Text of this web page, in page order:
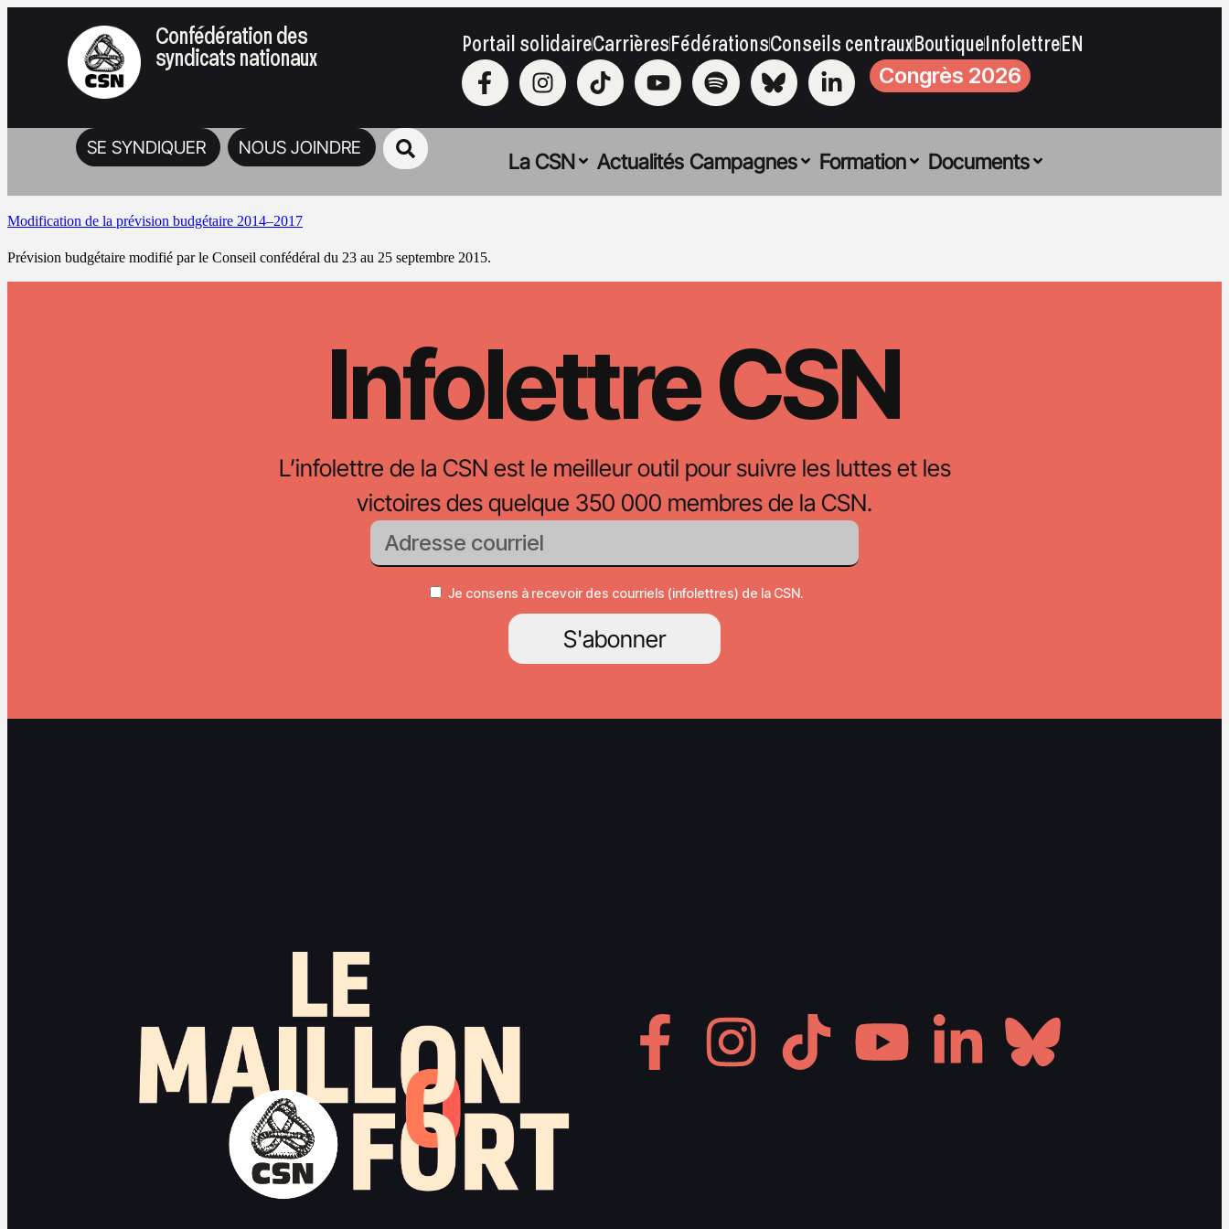
Confédération des
syndicats nationaux Portail solidaireCarrièresFédérationsConseils centrauxBoutiqueInfolettreEN
Congrès 2026
SE SYNDIQUER NOUS JOINDRE
La CSN Actualités Campagnes Formation Documents
Modification de la prévision budgétaire 2014–2017
Prévision budgétaire modifié par le Conseil confédéral du 23 au 25 septembre 2015.
Infolettre CSN
L’infolettre de la CSN est le meilleur outil pour suivre les luttes et les
victoires des quelque 350 000 membres de la CSN.
Je consens à recevoir des courriels (infolettres) de la CSN.
S'abonner